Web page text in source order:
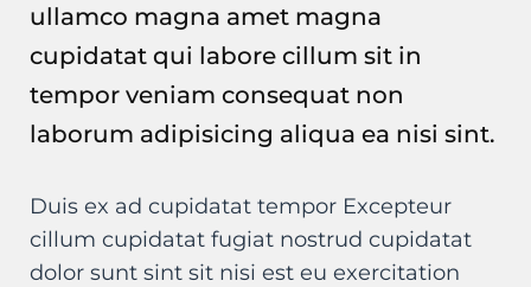
ullamco magna amet magna
cupidatat qui labore cillum sit in
tempor veniam consequat non
laborum adipisicing aliqua ea nisi sint.
Duis ex ad cupidatat tempor Excepteur
cillum cupidatat fugiat nostrud cupidatat
dolor sunt sint sit nisi est eu exercitation